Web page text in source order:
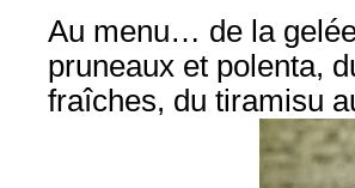
Au menu… de la
pruneaux et polenta,
fraîches, du tiramisu